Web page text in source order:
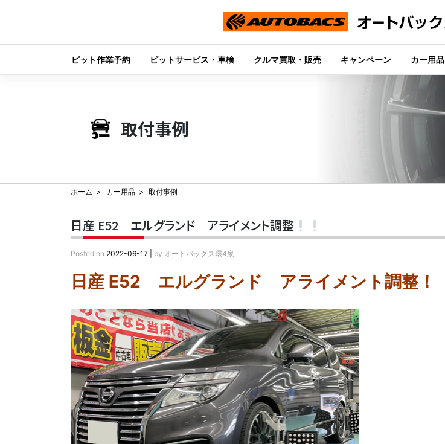
ピット作業予約 ピットサービス・車検 クルマ買取・販売 キャンペーン カー用品
取付事例
ホーム カー用品 取付事例
日産 E52 エルグランド アライメント調整
Posted on 2022-06-17 by オートバックス環4泉
日産 E52 エルグランド アライメント調整！